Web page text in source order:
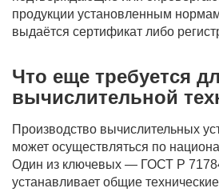
продукции установленным
выдаётся сертификат либо
Что еще требуется
вычислительной
Производство вычислительных
может осуществляться по
Один из ключевых — ГОСТ Р
устанавливает общие